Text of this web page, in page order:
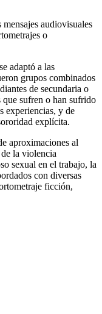
audiovisuales
o
adaptó a las
grupos combinados
de secundaria o
que sufren o han sufrido
experiencias, y de
explícita.
aproximaciones al
la violencia
sexual en el trabajo, la
con diversas
ficción,